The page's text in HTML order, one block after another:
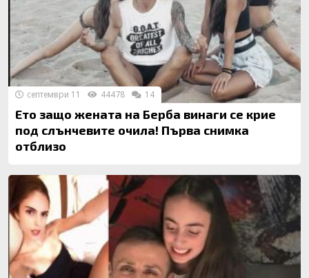
Ето защо жената на Берба винаги се крие
под слънчевите очила! Първа снимка
отблизо
септември 11 44478 14